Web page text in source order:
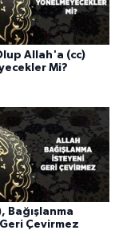
Allah'a (cc)
Mi?
Bağışlanma
Çevirmez